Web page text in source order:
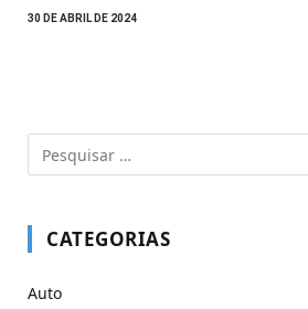
30 DE ABRIL DE 2024
CATEGORIAS
Auto